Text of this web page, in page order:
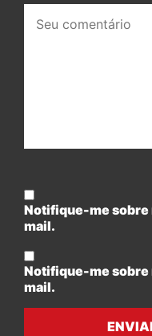
comentário:
Notifique-me sobre
mail.
Notifique-me sobre
mail.